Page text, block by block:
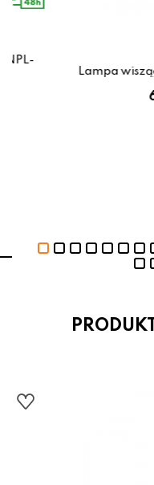
Lampa